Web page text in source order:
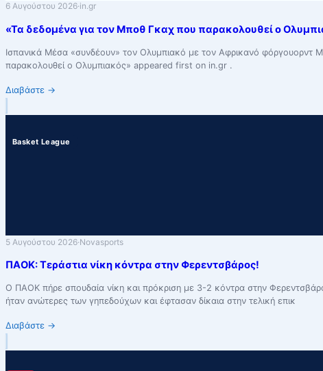
6 Αυγούστου 2026·in.gr
«Τα δεδομένα για τον Μποθ Γκαχ που παρακολουθεί ο
Ισπανικά Μέσα «συνδέουν» τον Ολυμπιακό με τον Αφρικανό φόργουορντ
παρακολουθεί ο Ολυμπιακός» appeared first on in.gr .
Διαβάστε →
Basket League
5 Αυγούστου 2026·Novasports
ΠΑΟΚ: Τεράστια νίκη κόντρα στην Φερεντσβάρος!
Ο ΠΑΟΚ πήρε σπουδαία νίκη και πρόκριση με 3-2 κόντρα στην
ήταν ανώτερες των γηπεδούχων και έφτασαν δίκαια στην τελική επικ
Διαβάστε →